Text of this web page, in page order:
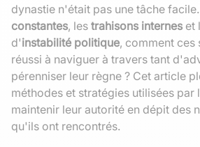
dynastie n'était pas une tâche
constantes, les trahisons internes et
d'instabilité politique, comment
réussi à naviguer à travers tant
pérenniser leur règne ? Cet article
méthodes et stratégies utilisées par
maintenir leur autorité en dépit des
qu'ils ont rencontrés.